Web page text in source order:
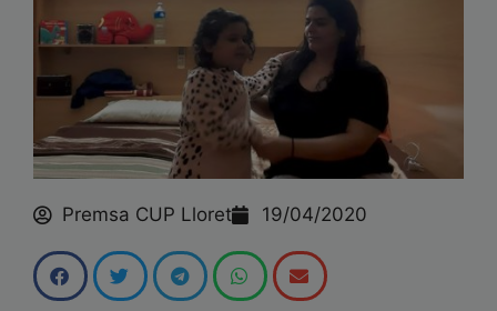
Premsa CUP Lloret 19/04/2020